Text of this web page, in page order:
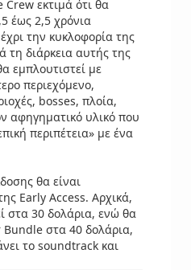
εκτιμά ότι θα
έως 2,5 χρόνια
την κυκλοφορία της
τη διάρκεια αυτής της
εμπλουτιστεί με
περιεχόμενο,
bosses, πλοία,
αφηγηματικό υλικό που
περιπέτεια» με ένα
θα είναι
Early Access. Αρχικά,
στα 30 δολάρια, ενώ θα
στα 40 δολάρια,
το soundtrack και